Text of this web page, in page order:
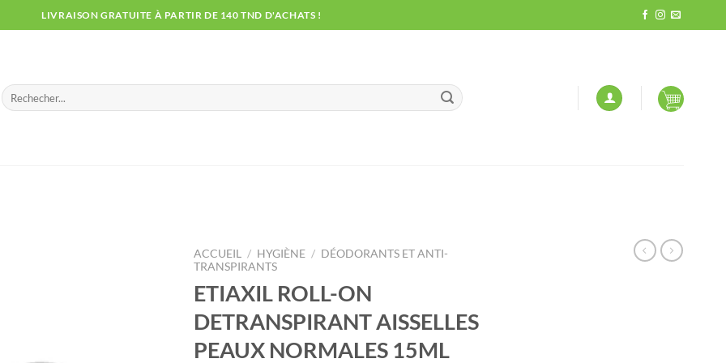
LIVRAISON GRATUITE À PARTIR DE 140 TND D'ACHATS !
Recherche
pour :
ACCUEIL / HYGIÈNE / DÉODORANTS ET ANTI-
TRANSPIRANTS
ETIAXIL ROLL-ON
DETRANSPIRANT AISSELLES
PEAUX NORMALES 15ML